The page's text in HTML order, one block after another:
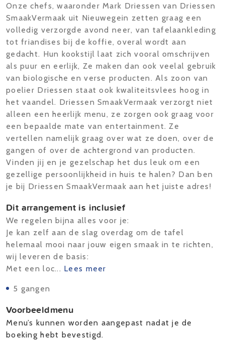
Onze chefs, waaronder Mark Driessen van Driessen
SmaakVermaak uit Nieuwegein zetten graag een
volledig verzorgde avond neer, van tafelaankleding
tot friandises bij de koffie, overal wordt aan
gedacht. Hun kookstijl laat zich vooral omschrijven
als puur en eerlijk, Ze maken dan ook veelal gebruik
van biologische en verse producten. Als zoon van
poelier Driessen staat ook kwaliteitsvlees hoog in
het vaandel. Driessen SmaakVermaak verzorgt niet
alleen een heerlijk menu, ze zorgen ook graag voor
een bepaalde mate van entertainment. Ze
vertellen namelijk graag over wat ze doen, over de
gangen of over de achtergrond van producten.
Vinden jij en je gezelschap het dus leuk om een
gezellige persoonlijkheid in huis te halen? Dan ben
je bij Driessen SmaakVermaak aan het juiste adres!
Dit arrangement is inclusief
We regelen bijna alles voor je:
Je kan zelf aan de slag overdag om de tafel
helemaal mooi naar jouw eigen smaak in te richten,
wij leveren de basis:
Met een loc... Lees meer
5 gangen
Voorbeeldmenu
Menu’s kunnen worden aangepast nadat je de
boeking hebt bevestigd.